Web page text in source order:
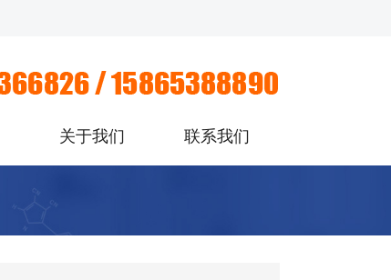
关于我们 联系我们